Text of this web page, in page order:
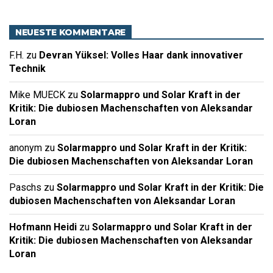
NEUESTE KOMMENTARE
F.H. zu Devran Yüksel: Volles Haar dank innovativer
Technik
Mike MUECK zu Solarmappro und Solar Kraft in der
Kritik: Die dubiosen Machenschaften von Aleksandar
Loran
anonym zu Solarmappro und Solar Kraft in der Kritik:
Die dubiosen Machenschaften von Aleksandar Loran
Paschs zu Solarmappro und Solar Kraft in der Kritik: Die
dubiosen Machenschaften von Aleksandar Loran
Hofmann Heidi zu Solarmappro und Solar Kraft in der
Kritik: Die dubiosen Machenschaften von Aleksandar
Loran